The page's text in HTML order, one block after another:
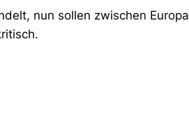
nun sollen zwischen